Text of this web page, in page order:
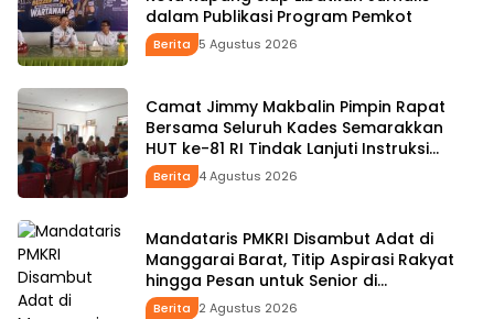
dalam Publikasi Program Pemkot
Berita 5 Agustus 2026
Camat Jimmy Makbalin Pimpin Rapat
Bersama Seluruh Kades Semarakkan
HUT ke-81 RI Tindak Lanjuti Instruksi
Bupati SBS dan Wabup HMS
Berita 4 Agustus 2026
Mandataris PMKRI Disambut Adat di
Manggarai Barat, Titip Aspirasi Rakyat
hingga Pesan untuk Senior di
Pemerintahan
Berita 2 Agustus 2026